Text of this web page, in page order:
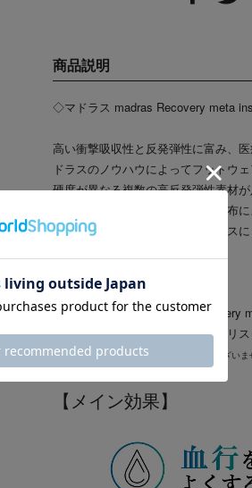
商品説明
◇マドラス madras Recovery meta
高い衝撃吸収性と反発弾性に富み、
ドラスのノウハウによってフットウ
硬度が異なる複数の高反発弾性素材
をサポート。又、理想的な足圧分布
新しい履き心地を追求したマドラス
【Recovery meta insole】
新しい履き心地を実現したRecovery
社タナックの超柔軟ゲル素材「クリ
※『本商品は指圧代用器で医療機器ではございま
【メイン効果】